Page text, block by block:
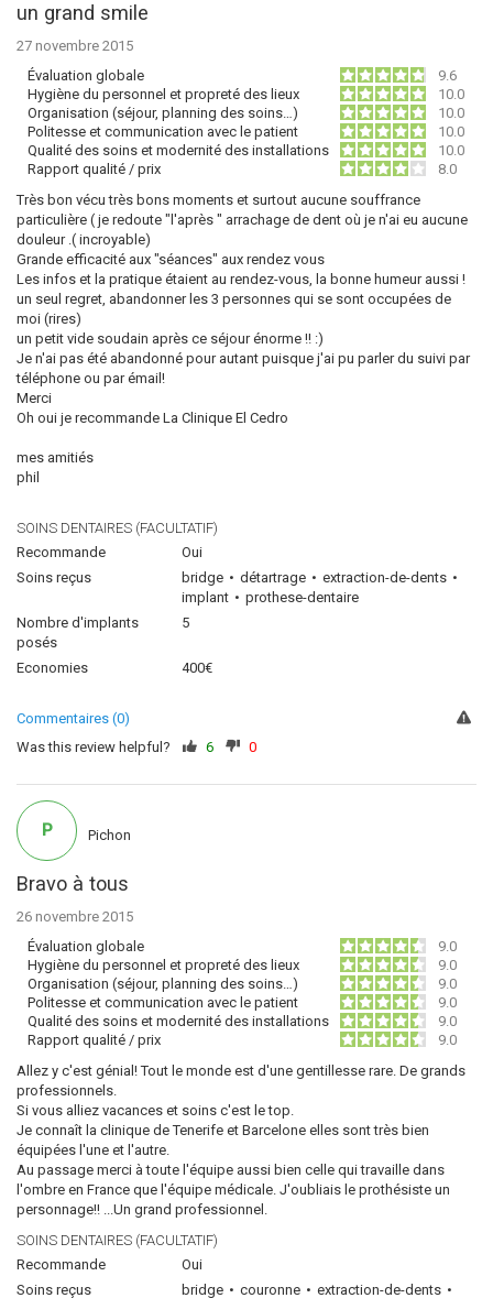
un grand smile
27 novembre 2015
Évaluation globale
9.6
Hygiène du personnel et propreté des lieux
10.0
Organisation (séjour, planning des soins…)
10.0
Politesse et communication avec le patient
10.0
Qualité des soins et modernité des installations
10.0
Rapport qualité / prix
8.0
Très bon vécu très bons moments et surtout aucune souffrance
particulière ( je redoute "l'après " arrachage de dent où je n'ai eu aucune
douleur .( incroyable)
Grande efficacité aux "séances" aux rendez vous
Les infos et la pratique étaient au rendez-vous, la bonne humeur aussi !
un seul regret, abandonner les 3 personnes qui se sont occupées de
moi (rires)
un petit vide soudain après ce séjour énorme !! :)
Je n'ai pas été abandonné pour autant puisque j'ai pu parler du suivi par
téléphone ou par émail!
Merci
Oh oui je recommande La Clinique El Cedro
mes amitiés
phil
SOINS DENTAIRES (FACULTATIF)
Recommande
Oui
Soins reçus
bridge détartrage
extraction-de-dents
implant
prothese-dentaire
Nombre d'implants
posés
5
Economies 400€
Commentaires (0)
Was this review helpful?
6 0
Bravo à tous
26 novembre 2015
Évaluation globale
9.0
Hygiène du personnel et propreté des lieux
9.0
Organisation (séjour, planning des soins…)
9.0
Politesse et communication avec le patient
9.0
Qualité des soins et modernité des installations
9.0
Rapport qualité / prix
9.0
Allez y c'est génial! Tout le monde est d'une gentillesse rare. De grands
professionnels.
Si vous alliez vacances et soins c'est le top.
Je connaît la clinique de Tenerife et Barcelone elles sont très bien
équipées l'une et l'autre.
Au passage merci à toute l'équipe aussi bien celle qui travaille dans
l'ombre en France que l'équipe médicale. J'oubliais le prothésiste un
personnage!! ...Un grand professionnel.
SOINS DENTAIRES (FACULTATIF)
Recommande
Oui
Soins reçus
bridge couronne extraction-de-dents
P Pichon